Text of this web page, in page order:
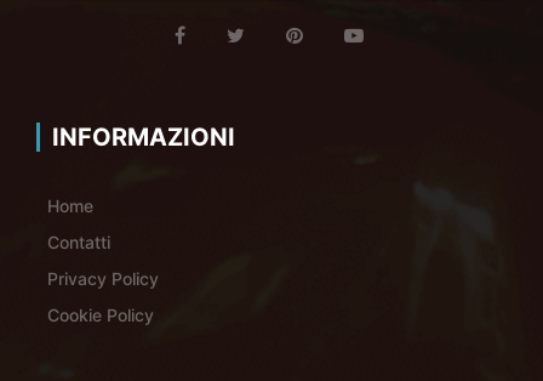
INFORMAZIONI
Home
Contatti
Privacy Policy
Cookie Policy